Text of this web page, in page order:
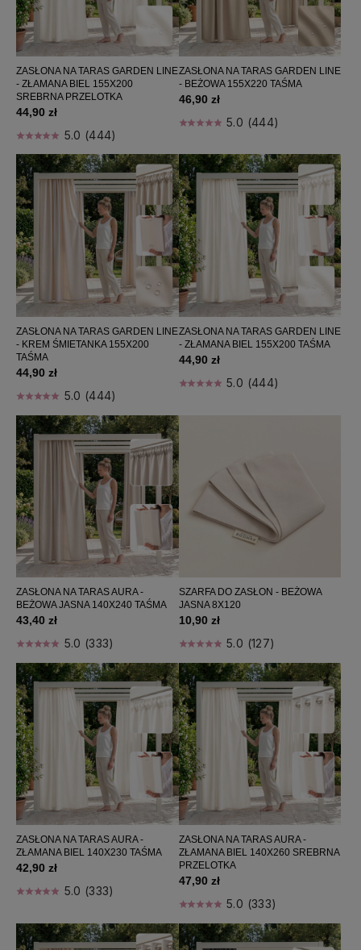
ZASŁONA NA TARAS GARDEN LINE
- ZŁAMANA BIEL 155X200
SREBRNA PRZELOTKA
44,90 zł
5.0 (444)
ZASŁONA NA TARAS GARDEN LINE
- BEŻOWA 155X220 TAŚMA
46,90 zł
5.0 (444)
ZASŁONA NA TARAS GARDEN LINE
- KREM ŚMIETANKA 155X200
TAŚMA
44,90 zł
5.0 (444)
ZASŁONA NA TARAS GARDEN LINE
- ZŁAMANA BIEL 155X200 TAŚMA
44,90 zł
5.0 (444)
ZASŁONA NA TARAS AURA -
BEŻOWA JASNA 140X240 TAŚMA
43,40 zł
5.0 (333)
SZARFA DO ZASŁON - BEŻOWA
JASNA 8X120
10,90 zł
5.0 (127)
ZASŁONA NA TARAS AURA -
ZŁAMANA BIEL 140X230 TAŚMA
42,90 zł
5.0 (333)
ZASŁONA NA TARAS AURA -
ZŁAMANA BIEL 140X260 SREBRNA
PRZELOTKA
47,90 zł
5.0 (333)